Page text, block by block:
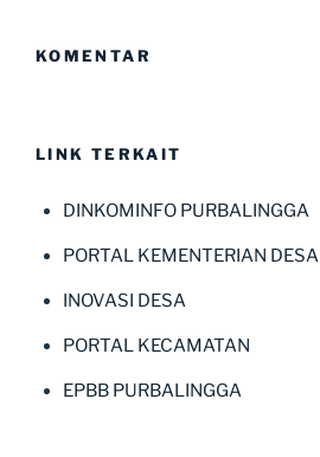
KOMENTAR
LINK TERKAIT
DINKOMINFO PURBALINGGA
PORTAL KEMENTERIAN DESA
INOVASI DESA
PORTAL KECAMATAN
EPBB PURBALINGGA